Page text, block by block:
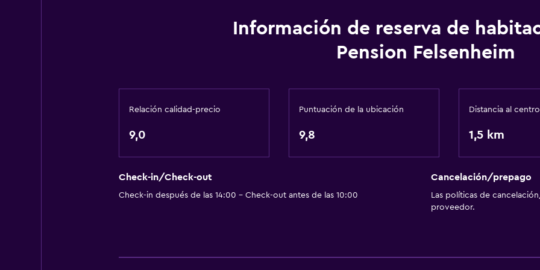
Información de reserva de
Pension Felsenheim
Relación calidad-precio
9,0
Puntuación de la ubicación
9,8
Distancia al centro
1,5 km
Check-in/Check-out
Check-in después de las 14:00 - Check-out antes de las 10:00
Cancelación/prepago
Las políticas de
proveedor.